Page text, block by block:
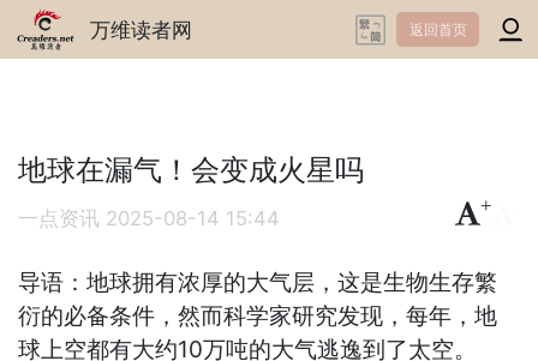
万维读者网 返回首页
地球在漏气！会变成火星吗
一点资讯 2025-08-14 15:44
+
导语：地球拥有浓厚的大气层，这是生物生存繁
衍的必备条件，然而科学家研究发现，每年，地
球上空都有大约10万吨的大气逃逸到了太空。